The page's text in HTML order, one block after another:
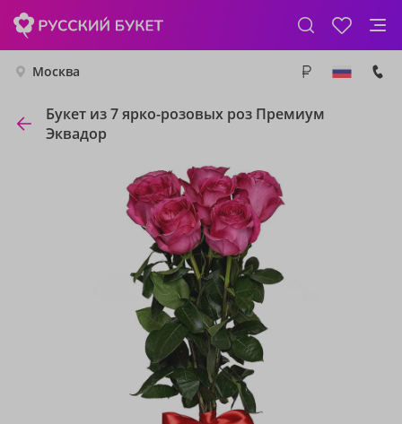
Москва
Букет из 7 ярко-розовых роз Премиум
Эквадор